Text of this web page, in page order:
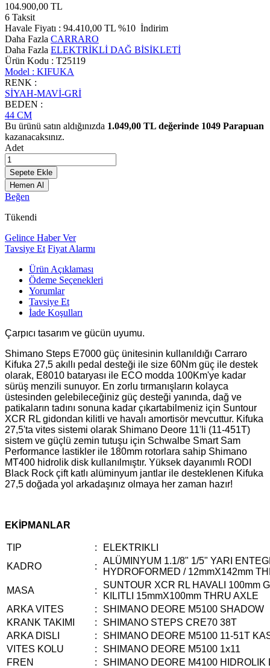
104.900,00 TL
6 Taksit
Havale Fiyatı : 94.410,00 TL %10 İndirim
Daha Fazla CARRARO
Daha Fazla ELEKTRİKLİ DAĞ BİSİKLETİ
Ürün Kodu : T25119
Model : KIFUKA
RENK :
SİYAH-MAVİ-GRİ
BEDEN :
44 CM
Bu ürünü satın aldığınızda 1.049,00 TL değerinde 1049 Parapuan
kazanacaksınız.
Adet
Sepete Ekle
Hemen Al
Beğen
Tükendi
Gelince Haber Ver
Tavsiye Et Fiyat Alarmı
Ürün Açıklaması
Ödeme Seçenekleri
Yorumlar
Tavsiye Et
İade Koşulları
Çarpıcı tasarım ve gücün uyumu.
Shimano Steps E7000 güç ünitesinin kullanıldığı Carraro
Kifuka 27,5 akıllı pedal desteği ile size 60Nm güç ile destek
olarak, E8010 bataryası ile ECO modda 100Km'ye kadar
sürüş menzili sunuyor. En zorlu tırmanışların kolayca
üstesinden gelebileceğiniz güç desteği yanında, dağ ve
patikaların tadını sonuna kadar çıkartabilmeniz için Suntour
XCR RL gidondan kilitli ve havalı amortisör mevcuttur. Kifuka
27,5'ta vites sistemi olarak Shimano Deore 11'li (11-451T)
sistem ve güçlü zemin tutuşu için Schwalbe Smart Sam
Performance lastikler ile 180mm rotorlara sahip Shimano
MT400 hidrolik disk kullanılmıştır. Yüksek dayanımlı RODI
Black Rock çift katlı alüminyum jantlar ile desteklenen Kifuka
27,5 doğada yol arkadaşınız olmaya her zaman hazır!
EKİPMANLAR
TIP :
ELEKTRIKLI
KADRO
:
ALÜMINYUM 1.1/8" 1/5" YARI
HYDROFORMED / 12mmX142mm
MASA
:
SUNTOUR XCR RL HAVALI 100mm
KILITLI 15mmX100mm THRU AXLE
ARKA VITES
:
SHIMANO DEORE M5100 SHADOW
KRANK TAKIMI
:
SHIMANO STEPS CRE70 38T
ARKA DISLI
:
SHIMANO DEORE M5100 11-51T
VITES KOLU
:
SHIMANO DEORE M5100 1x11
FREN
: SHIMANO DEORE M4100 HIDROLIK